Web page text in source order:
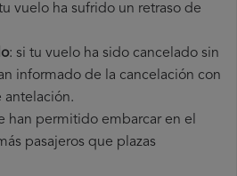
vuelo ha sufrido un retraso de
: si tu vuelo ha sido cancelado sin
informado de la cancelación con
antelación.
han permitido embarcar en el
pasajeros que plazas